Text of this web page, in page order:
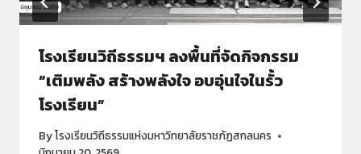
โรงเรียนวิถีธรรมฯ ลงพื้นที่จัดกิจกรรม
“เติมพลัง สร้างพลังใจ อบอุ่นใจในรั้ว
โรงเรียน”
Byโรงเรียนวิถีธรรมแห่งมหาวิทยาลัยราชภัฏสกลนคร